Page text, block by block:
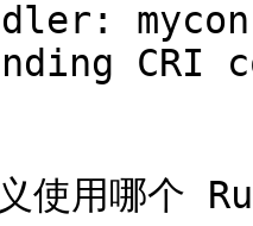
CRI
使用哪个